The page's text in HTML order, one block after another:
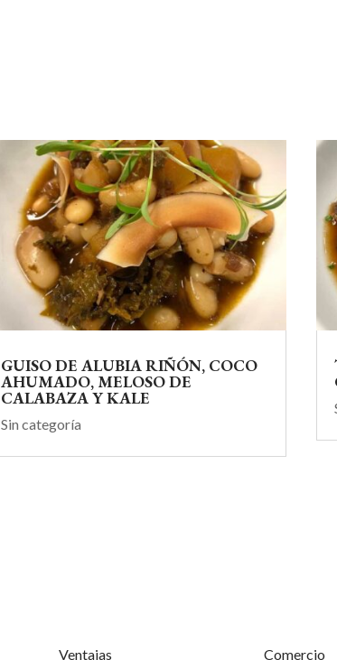
GUISO DE ALUBIA RIÑÓN, COCO
AHUMADO, MELOSO DE
CALABAZA Y KALE
Sin categoría
Ventajas Comercio